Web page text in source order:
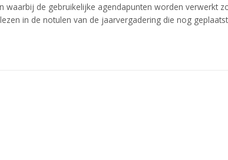
waarbij de gebruikelijke agendapunten worden verwerkt
in de notulen van de jaarvergadering die nog geplaatst